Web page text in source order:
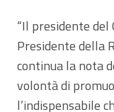
“Il presidente
Presidente della
continua la nota
volontà di
l’indispensabile